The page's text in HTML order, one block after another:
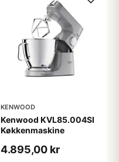
KENWOOD
Kenwood KVL85.004SI
Køkkenmaskine
4.895,00 kr